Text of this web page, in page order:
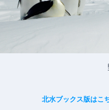
北水ブックス版はこ